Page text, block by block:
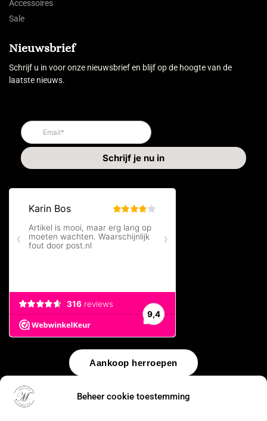
Beheer cookie toestemming
Accessoires
Sale
Nieuwsbrief
Schrijf u in voor onze nieuwsbrief en blijf op de hoogte van de
laatste nieuws.
Aankoop herroepen
© 2026 by WebUnlimited–Algemene voorwaarden